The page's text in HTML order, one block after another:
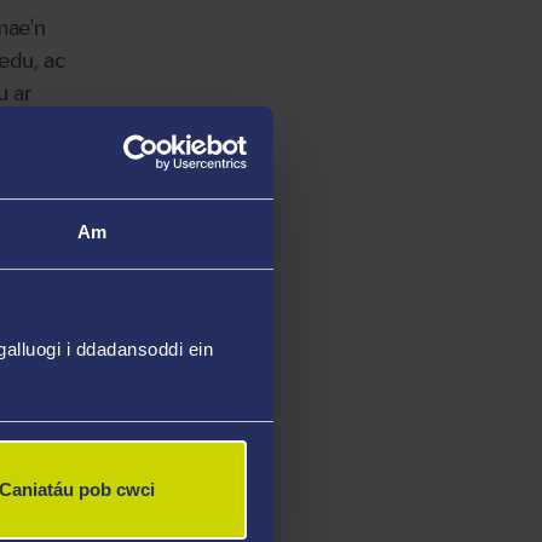
Am
i ddadansoddi ein
Caniatáu pob cwci
ac
ar